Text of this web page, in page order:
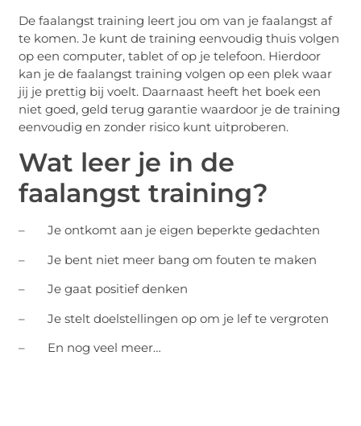
De faalangst training leert jou om van je faalangst af
te komen. Je kunt de training eenvoudig thuis volgen
op een computer, tablet of op je telefoon. Hierdoor
kan je de faalangst training volgen op een plek waar
jij je prettig bij voelt. Daarnaast heeft het boek een
niet goed, geld terug garantie waardoor je de training
eenvoudig en zonder risico kunt uitproberen.
Wat leer je in de
faalangst training?
– Je ontkomt aan je eigen beperkte gedachten
– Je bent niet meer bang om fouten te maken
– Je gaat positief denken
– Je stelt doelstellingen op om je lef te vergroten
– En nog veel meer…